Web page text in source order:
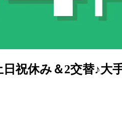
日祝休み＆2交替♪